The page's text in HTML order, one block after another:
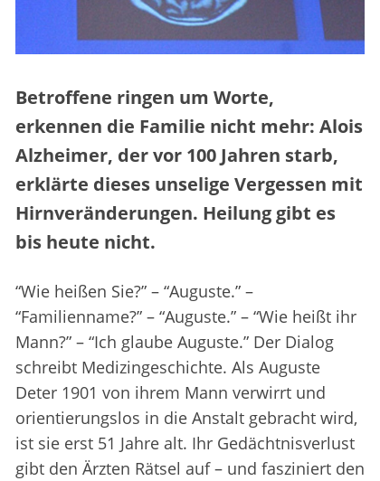
Betroffene ringen um Worte,
erkennen die Familie nicht mehr: Alois
Alzheimer, der vor 100 Jahren starb,
erklärte dieses unselige Vergessen mit
Hirnveränderungen. Heilung gibt es
bis heute nicht.
“Wie heißen Sie?” – “Auguste.” –
“Familienname?” – “Auguste.” – “Wie heißt ihr
Mann?” – “Ich glaube Auguste.” Der Dialog
schreibt Medizingeschichte. Als Auguste
Deter 1901 von ihrem Mann verwirrt und
orientierungslos in die Anstalt gebracht wird,
ist sie erst 51 Jahre alt. Ihr Gedächtnisverlust
gibt den Ärzten Rätsel auf – und fasziniert den